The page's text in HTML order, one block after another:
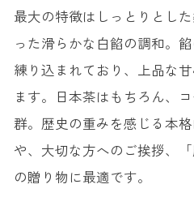
最大の特徴はしっとりとし
った滑らかな白餡の調和。
練り込まれており、上品な
ます。日本茶はもちろん、
群。歴史の重みを感じる本
や、大切な方へのご挨拶、
の贈り物に最適です。